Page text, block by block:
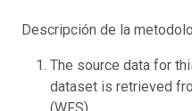
Descripción de la
The source data for
dataset is retrieved